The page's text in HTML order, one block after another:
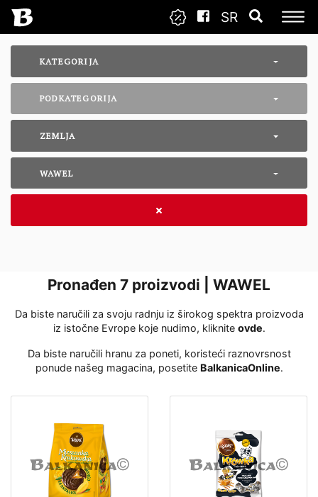
SR
KATEGORIJA
PODKATEGORIJA
ZEMLJA
WAWEL
Pronađen 7 proizvodi | WAWEL
Da biste naručili za svoju radnju iz širokog spektra proizvoda
iz istočne Evrope koje nudimo, kliknite ovde․
Da biste naručili hranu za poneti, koristeći raznovrsnost
ponude našeg magacina, posetite BalkanicaOnline․